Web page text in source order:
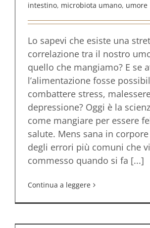
intestino, microbiota umano, umore
Lo sapevi che esiste una
correlazione tra il nostro
quello che mangiamo? E se
l’alimentazione fosse
combattere stress,
depressione? Oggi è la
come mangiare per essere
salute. Mens sana in
degli errori più comuni che
commesso quando si fa [...]
Continua a leggere